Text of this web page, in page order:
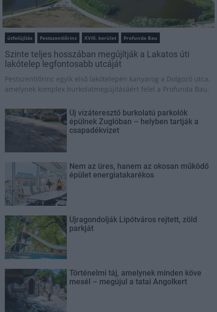
útfelújítás Pestszentlőrinc XVIII. kerület Profunda Bau
Szinte teljes hosszában megújítják a Lakatos úti
lakótelep legfontosabb utcáját
Pestszentlőrinc egyik első lakótelepén kanyarog a Dolgozó utca,
amelynek komplex burkolatmegújításáért felel a Profunda Bau.
Új vízáteresztő burkolatú parkolók
épülnek Zuglóban – helyben tartják a
csapadékvizet
Nem az üres, hanem az okosan működő
épület energiatakarékos
Újragondolják Lipótváros rejtett, zöld
parkját
Történelmi táj, amelynek minden köve
mesél – megújul a tatai Angolkert